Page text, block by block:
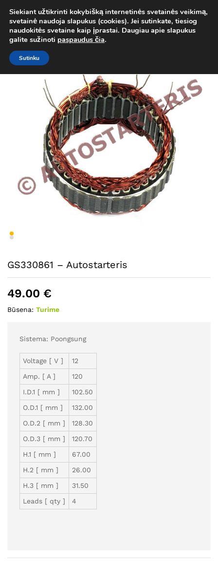
Atgal įKategorija
0
GS330861 – Autostarteris
49.00 €
Būsena: Turime
Sistema: Poongsung
Voltage [ V ]
12
Amp. [ A ]
120
I.D.1 [ mm ]
102.50
O.D.1 [ mm ]
132.00
O.D.2 [ mm ]
128.30
O.D.3 [ mm ]
120.70
H.1 [ mm ]
67.00
H.2 [ mm ]
26.00
H.3 [ mm ]
31.50
Leads [ qty ]
4
Siekiant užtikrinti kokybišką internetinės svetainės veikimą,
svetainė naudoja slapukus (cookies). Jei sutinkate, tiesiog
naudokitės svetaine kaip įprastai. Daugiau apie slapukus
galite sužinoti paspaudus čia.
Sutinku